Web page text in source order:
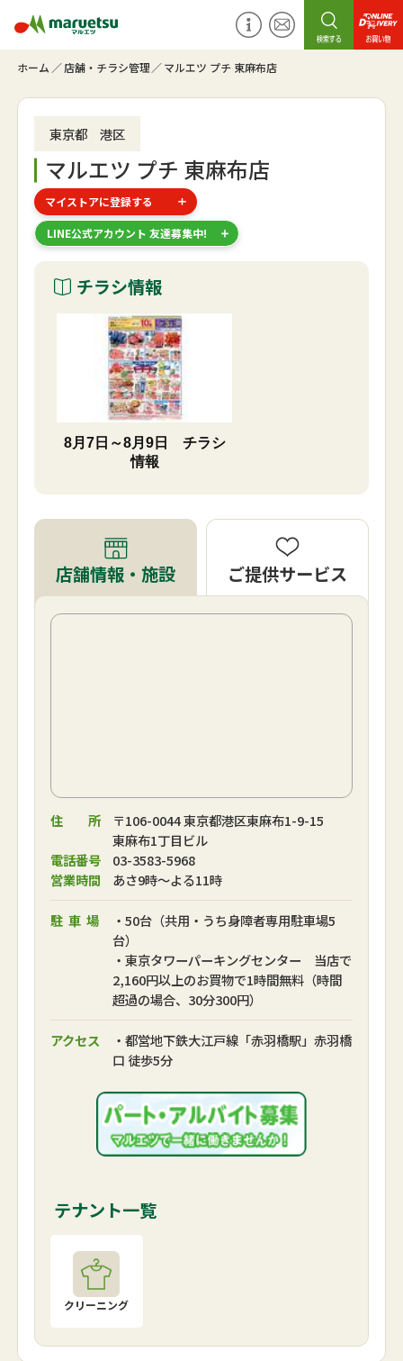
ホーム 店舗・チラシ管理 マルエツ プチ 東麻布店
東京都 港区
マルエツ プチ 東麻布店
マイストアに登録する
LINE公式アカウント 友達募集中!
チラシ情報
8月7日～8月9日 チラシ
情報
店舗情報・施設 ご提供サービス
住 所
〒106-0044 東京都港区東麻布1-9-15
東麻布1丁目ビル
電話番号
03-3583-5968
営業時間
あさ9時～よる11時
駐車場
・50台（共用・うち身障者専用駐車場5
台）
・東京タワーパーキングセンター 当店で
2,160円以上のお買物で1時間無料（時間
超過の場合、30分300円）
アクセス
・都営地下鉄大江戸線「赤羽橋駅」赤羽橋
口 徒歩5分
テナント一覧
クリーニング